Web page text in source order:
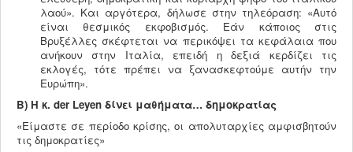
λαού». Και αργότερα, δήλωσε στην τηλεόραση: «Αυτό
είναι θεσμικός εκφοβισμός. Εάν κάποιος στις
Βρυξέλλες σκέφτεται να περικόψει τα κεφάλαια που
ανήκουν στην Ιταλία, επειδή η δεξιά κερδίζει τις
εκλογές, τότε πρέπει να ξανασκεφτούμε αυτήν την
Ευρώπη».
Β) Η κ. der Leyen δίνει μαθήματα… δημοκρατίας
«Είμαστε σε περίοδο κρίσης, οι απολυταρχίες αμφισβητούν
τις δημοκρατίες»